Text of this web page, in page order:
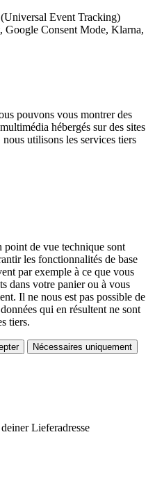
Event Tracking)
Google Consent Mode, Klarna,
pouvons vous montrer des
hébergés sur des sites
utilisons les services tiers
point de vue technique sont
les fonctionnalités de base
par exemple à ce que vous
dans votre panier ou à vous
Il ne nous est pas possible de
qui en résultent ne sont
tiers.
Nécessaires uniquement
Lieferadresse